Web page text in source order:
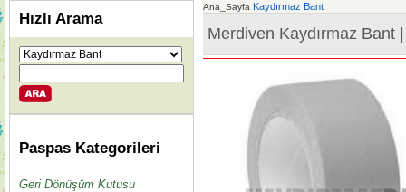
Hızlı Arama
Paspas Kategorileri
Geri Dönüşüm Kutusu
Ana_Sayfa Kaydırmaz Bant
Merdiven Kaydırmaz Bant